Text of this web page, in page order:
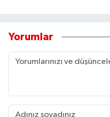
Yorumlar